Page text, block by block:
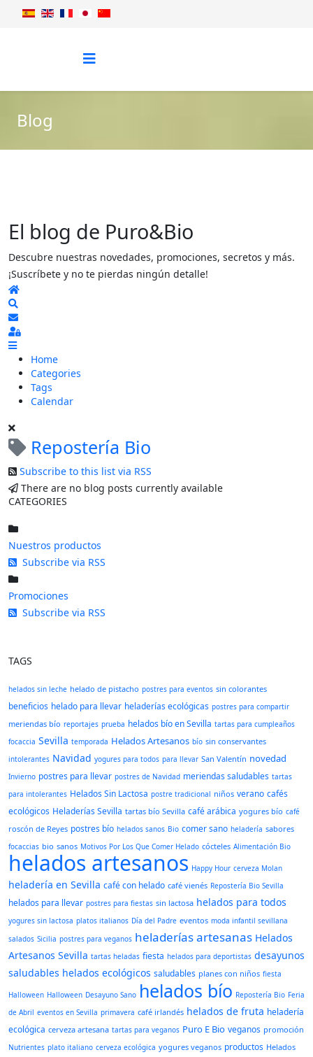
Blog
El blog de Puro&Bio
Descubre nuestras novedades, promociones, secretos y más.
¡Suscríbete y no te pierdas ningún detalle!
Home
Subscribe to blog
Sign In
Home
Categories
Tags
Calendar
Repostería Bio
Subscribe to this list via RSS
There are no blog posts currently available
CATEGORIES
Nuestros productos
Subscribe via RSS
Promociones
Subscribe via RSS
TAGS
helados sin leche helado de pistacho postres para eventos sin colorantes
beneficios helado para llevar heladerías ecológicas postres para compartir
meriendas bío reportajes prueba helados bío en Sevilla tartas para cumpleaños
focaccia Sevilla temporada Helados Artesanos bío sin conservantes
intolerantes Navidad yogures para todos para llevar San Valentín novedad
Invierno postres para llevar postres de Navidad meriendas saludables tartas
para intolerantes Helados Sin Lactosa postre tradicional niños verano cafés
ecológicos Heladerías Sevilla tartas bío Sevilla café arábica yogures bío café
roscón de Reyes postres bío helados sanos Bio comer sano heladería sabores
focaccias bio sanos Motivos Por Los Que Comer Helado cócteles Alimentación Bio
helados artesanos Happy Hour cerveza Molan
heladería en Sevilla café con helado café vienés Repostería Bio Sevilla
helados para llevar postres para fiestas sin lactosa helados para todos
yogures sin lactosa platos italianos Día del Padre eventos moda infantil sevillana
salados Sicilia postres para veganos heladerías artesanas Helados
Artesanos Sevilla tartas heladas fiesta helados para deportistas desayunos
saludables helados ecológicos saludables planes con niños fiesta
Halloween Halloween Desayuno Sano helados bío Repostería Bio Feria
de Abril eventos en Sevilla primavera café irlandés helados de fruta heladería
ecológica cerveza artesana tartas para veganos Puro E Bio veganos promoción
Nutrientes plato italiano cerveza ecológica yogures veganos productos Helados